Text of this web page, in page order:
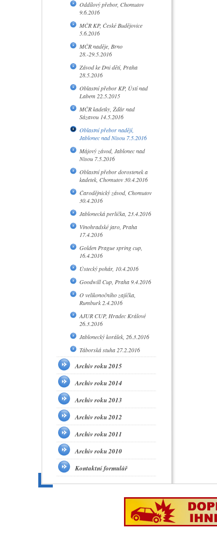
Oddílový přebor, Chomutov
9.6.2016
MČR KP, České Budějovice
5.6.2016
MČR naděje, Brno
28.-29.5.2016
Závod ke Dni dětí, Praha
28.5.2016
Oblastní přebor KP, Ústí nad
Labem 22.5.2015
MČR kadetky, Žďár nad
Sázavou 14.5.2016
Oblastní přebor nadějí,
Jablonec nad Nisou 7.5.2016
Májový závod, Jablonec nad
Nisou 7.5.2016
Oblastní přebor dorostenek a
kadetek, Chomutov 30.4.2016
Čarodějnický závod, Chomutov
30.4.2016
Jablonecká perlička, 23.4.2016
Vinohradské jaro, Praha
17.4.2016
Golden Prague spring cup,
16.4.2016
Ústecký pohár, 10.4.2016
Goodwill Cup, Praha 9.4.2016
O velikonočního zajíčka,
Rumburk 2.4.2016
AJUR CUP, Hradec Králové
26.3.2016
Jablonecký korálek, 26.3.2016
Táborská stuha 27.2.2016
Archiv roku 2015
Archiv roku 2014
Archiv roku 2013
Archiv roku 2012
Archiv roku 2011
Archiv roku 2010
Kontaktní formulář